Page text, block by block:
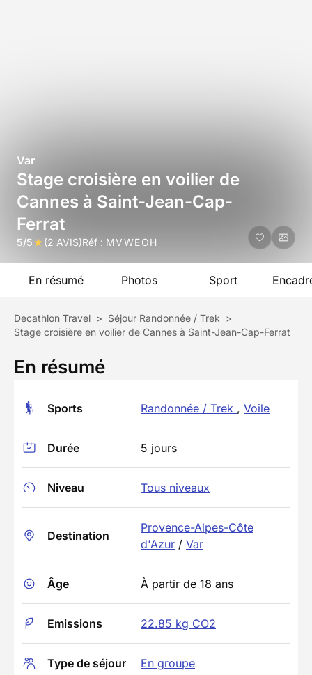
Var
Stage croisière en voilier de
Cannes à Saint-Jean-Cap-
Ferrat
5/5 (2 AVIS)Réf : MVWEOH
En résumé Photos Sport
Decathlon Travel > Séjour Randonnée / Trek >
Stage croisière en voilier de Cannes à Saint-Jean-Cap-Ferrat
En résumé
Sports Randonnée / Trek , Voile
Durée 5 jours
Niveau Tous niveaux
Destination
Provence-Alpes-Côte
d'Azur / Var
Âge À partir de 18 ans
Emissions 22.85 kg CO2
Type de séjour En groupe